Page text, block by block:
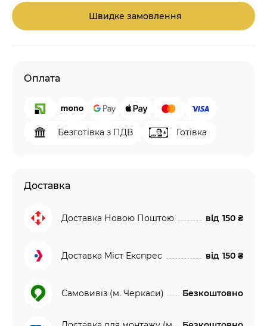
Швидке замовлення
Оплата
Безготівка з ПДВ Готівка
Доставка
Доставка Новою Поштою від 150 ₴
Доставка Міст Експрес від 150 ₴
Самовивіз (м. Черкаси) Безкоштовно